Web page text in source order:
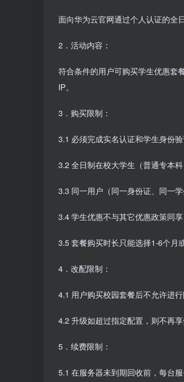
面向华为云官网通过个人认证的全
2．活动内容：
符合条件的用户可购买学生优惠套
IP。
3．购买限制：
3.1 必须完成实名认证和学生身份验
3.2 全日制在校大学生（普通专本
3.3 同一用户（同一身份证、同一
3.4 学生优惠不与其它优惠政策同享
3.5 套餐购买时长只能选择1-6个月
4．改配限制：
4.1 用户购买校园套餐后不允许进行
4.2 升级如超过指定配置，则不再享
5．续费限制：
5.1 在服务器未到期回收前，每台